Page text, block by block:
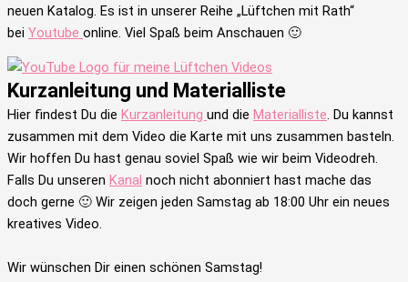
neuen Katalog. Es ist in unserer Reihe „Lüftchen mit Rath“
bei Youtube online. Viel Spaß beim Anschauen 🙂
Kurzanleitung und Materialliste
Hier findest Du die Kurzanleitung und die Materialliste. Du kannst
zusammen mit dem Video die Karte mit uns zusammen basteln.
Wir hoffen Du hast genau soviel Spaß wie wir beim Videodreh.
Falls Du unseren Kanal noch nicht abonniert hast mache das
doch gerne 🙂 Wir zeigen jeden Samstag ab 18:00 Uhr ein neues
kreatives Video.
Wir wünschen Dir einen schönen Samstag!